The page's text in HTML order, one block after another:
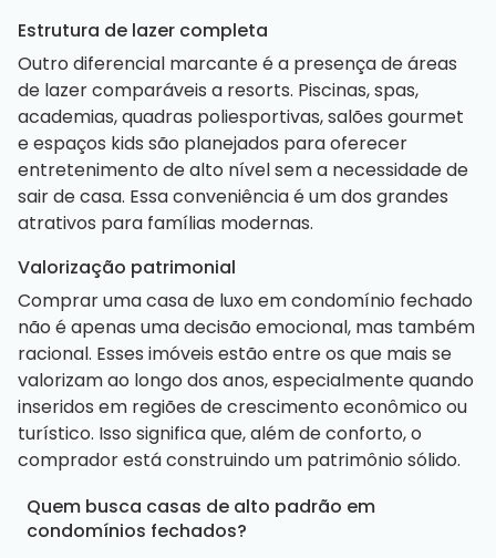
Estrutura de lazer completa
Outro diferencial marcante é a presença de áreas
de lazer comparáveis a resorts. Piscinas, spas,
academias, quadras poliesportivas, salões gourmet
e espaços kids são planejados para oferecer
entretenimento de alto nível sem a necessidade de
sair de casa. Essa conveniência é um dos grandes
atrativos para famílias modernas.
Valorização patrimonial
Comprar uma casa de luxo em condomínio fechado
não é apenas uma decisão emocional, mas também
racional. Esses imóveis estão entre os que mais se
valorizam ao longo dos anos, especialmente quando
inseridos em regiões de crescimento econômico ou
turístico. Isso significa que, além de conforto, o
comprador está construindo um patrimônio sólido.
Quem busca casas de alto padrão em
condomínios fechados?